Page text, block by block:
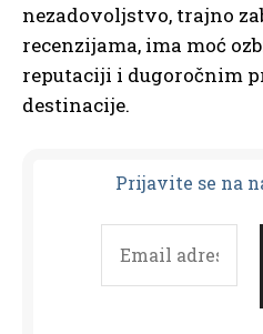
nezadovoljstvo, trajno
recenzijama, ima moć
reputaciji i dugoročnim
destinacije.
Prijavite se na